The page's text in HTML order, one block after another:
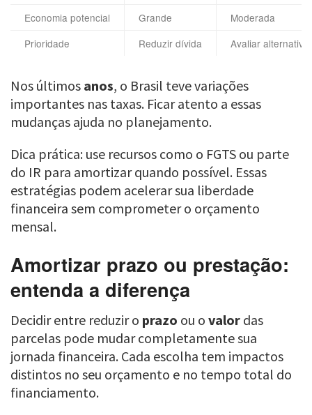
Economia potencial Grande
Moderada
Prioridade
Reduzir dívida Avaliar
Nos últimos anos, o Brasil teve variações
importantes nas taxas. Ficar atento a essas
mudanças ajuda no planejamento.
Dica prática: use recursos como o FGTS ou parte
do IR para amortizar quando possível. Essas
estratégias podem acelerar sua liberdade
financeira sem comprometer o orçamento
mensal.
Amortizar prazo ou prestação:
entenda a diferença
Decidir entre reduzir o prazo ou o valor das
parcelas pode mudar completamente sua
jornada financeira. Cada escolha tem impactos
distintos no seu orçamento e no tempo total do
financiamento.